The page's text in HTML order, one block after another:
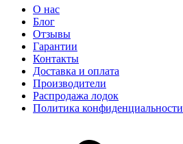
О нас
Блог
Отзывы
Гарантии
Контакты
Доставка и оплата
Производители
Распродажа лодок
Политика конфиденциальности